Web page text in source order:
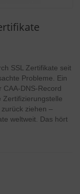
SSL Zertifikate seit
Probleme. Ein
DNS-Record
Zertifizierungstelle
ziehen –
weltweit. Das hört